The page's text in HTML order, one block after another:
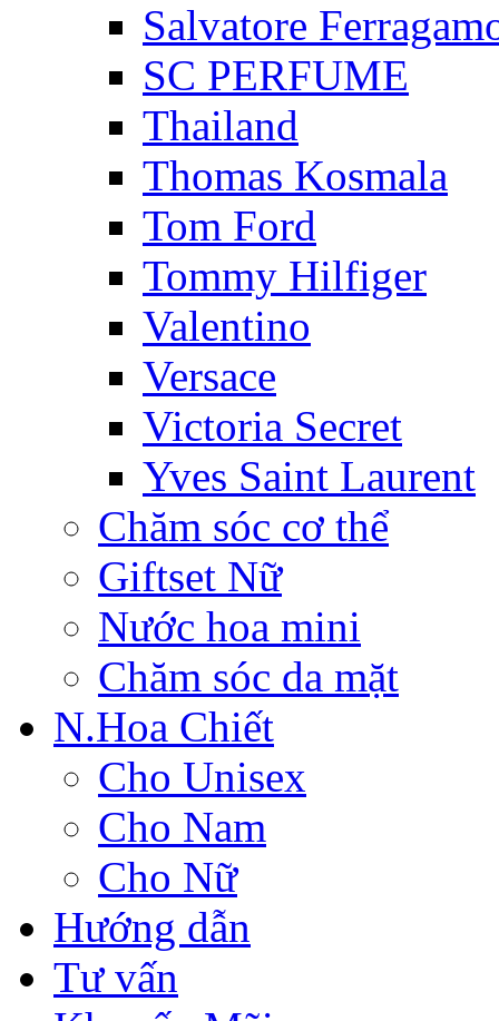
Salvatore
SC PERFUME
Thailand
Thomas Kosmala
Tom Ford
Tommy Hilfiger
Valentino
Versace
Victoria Secret
Yves Saint Laurent
Chăm sóc cơ thể
Giftset Nữ
Nước hoa mini
Chăm sóc da mặt
N.Hoa Chiết
Cho Unisex
Cho Nam
Cho Nữ
Hướng dẫn
Tư vấn